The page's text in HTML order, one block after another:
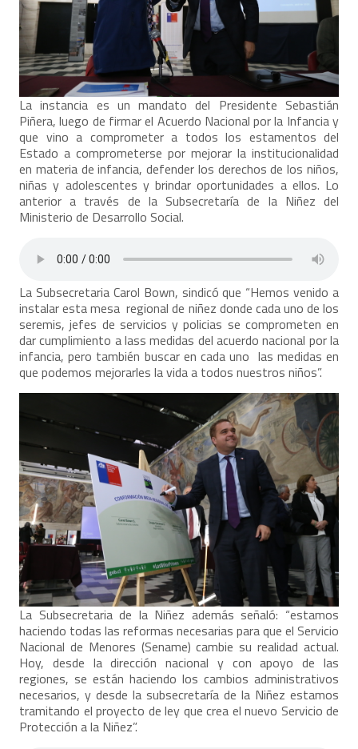
La instancia es un mandato del Presidente Sebastián
Piñera, luego de firmar el Acuerdo Nacional por la Infancia y
que vino a comprometer a todos los estamentos del
Estado a comprometerse por mejorar la institucionalidad
en materia de infancia, defender los derechos de los niños,
niñas y adolescentes y brindar oportunidades a ellos. Lo
anterior a través de la Subsecretaría de la Niñez del
Ministerio de Desarrollo Social.
La Subsecretaria Carol Bown, sindicó que “Hemos venido a
instalar esta mesa regional de niñez donde cada uno de los
seremis, jefes de servicios y policias se comprometen en
dar cumplimiento a lass medidas del acuerdo nacional por la
infancia, pero también buscar en cada uno las medidas en
que podemos mejorarles la vida a todos nuestros niños”.
La Subsecretaria de la Niñez además señaló: “estamos
haciendo todas las reformas necesarias para que el Servicio
Nacional de Menores (Sename) cambie su realidad actual.
Hoy, desde la dirección nacional y con apoyo de las
regiones, se están haciendo los cambios administrativos
necesarios, y desde la subsecretaría de la Niñez estamos
tramitando el proyecto de ley que crea el nuevo Servicio de
Protección a la Niñez”.